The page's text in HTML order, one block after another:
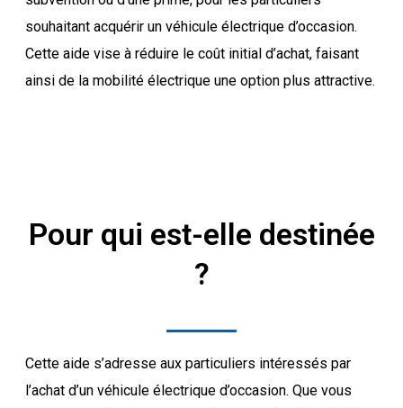
souhaitant acquérir un véhicule électrique d’occasion.
Cette aide vise à réduire le coût initial d’achat, faisant
ainsi de la mobilité électrique une option plus attractive.
Pour qui est-elle destinée
?
Cette aide s’adresse aux particuliers intéressés par
l’achat d’un véhicule électrique d’occasion. Que vous